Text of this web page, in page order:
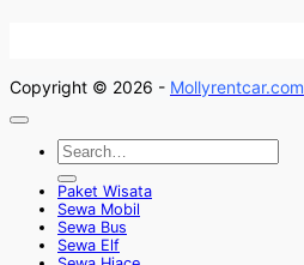
Copyright © 2026 - Mollyrentcar.com
Paket Wisata
Sewa Mobil
Sewa Bus
Sewa Elf